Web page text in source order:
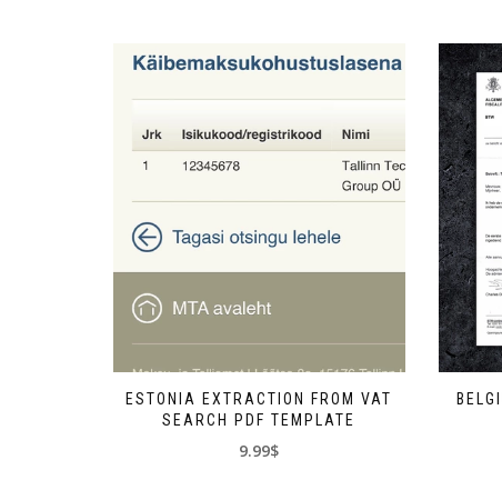
ESTONIA EXTRACTION FROM VAT
SEARCH PDF TEMPLATE
9.99$